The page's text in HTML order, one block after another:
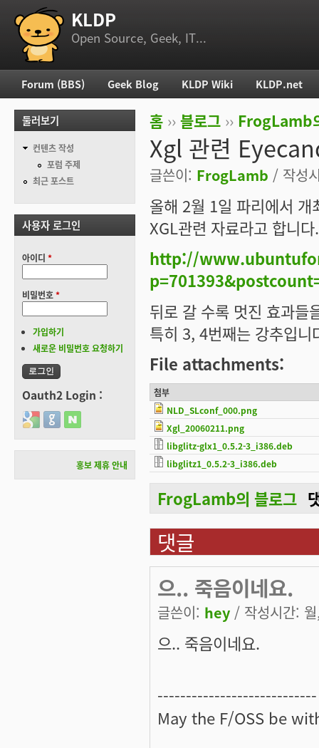
부 메뉴 KLDP
Open Source, Geek, IT...
현재 위치
홈 ›› 블로그 ›› FrogLamb
Xgl 관련
글쓴이: FrogLamb / 작성
올해 2월 1일 파리에서
XGL관련 자료라고 합니다.
http://
뒤로 갈 수록 멋진 효과들
특히 3, 4번째는 강추입니
File attachments:
첨부
NLD_SLconf_000.png
Xgl_20060211.png
libglitz-glx1_0.5.2-3_i386.deb
libglitz1_0.5.2-3_i386.deb
FrogLamb의 블로그
댓글
으.. 죽음이네요.
글쓴이: hey / 작성시간:
으.. 죽음이네요.
----------------------------
May the F/OSS be
주 메뉴
Forum (BBS) Geek Blog KLDP Wiki KLDP.net
둘러보기
컨텐츠 작성
포럼 주제
최근 포스트
사용자 로그인
아이디 *
비밀번호*
가입하기
새로운 비밀번호 요청하기
Oauth2 Login :
Login with Google
Login with GitHub
Login with Naver
홍보 제휴 안내